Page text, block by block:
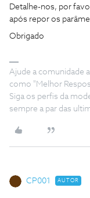
Detalhe-nos, por
após repor os
Obrigado
Ajude a comunidade
como "Melhor
Siga os perfis da
sempre a par das
CP001 AUTOR